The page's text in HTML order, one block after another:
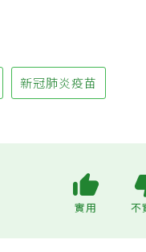
新冠肺炎疫苗